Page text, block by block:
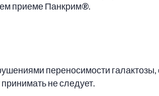
приеме Панкрим®.
переносимости
не следует.